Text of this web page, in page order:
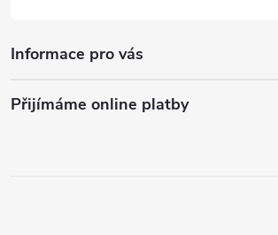
Informace pro vás
Přijímáme online platby